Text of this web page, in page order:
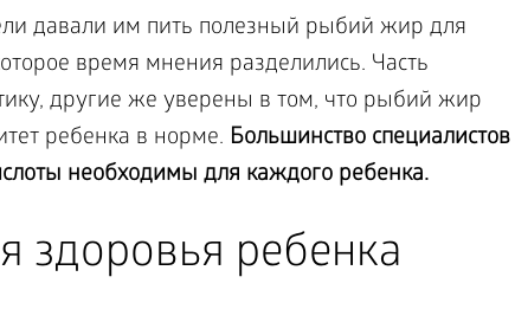
давали им пить полезный рыбий жир для
время мнения разделились. Часть
другие же уверены в том, что рыбий жир
ребенка в норме. Большинство специалистов
необходимы для каждого ребенка.
здоровья ребенка